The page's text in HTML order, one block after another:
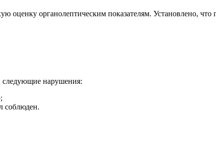
оценку органолептическим показателям. Установлено,
следующие нарушения:
соблюден.